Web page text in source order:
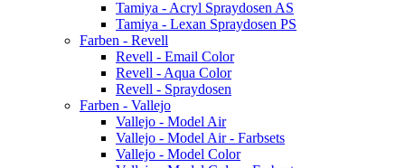
Tamiya - Acryl Spraydosen AS
Tamiya - Lexan Spraydosen PS
Farben - Revell
Revell - Email Color
Revell - Aqua Color
Revell - Spraydosen
Farben - Vallejo
Vallejo - Model Air
Vallejo - Model Air - Farbsets
Vallejo - Model Color